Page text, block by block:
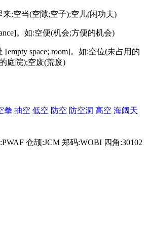
来;空当(空隙;空子);空儿(闲功夫)
。如:空便(机会;方便的机会)
space; room]。如:空位(未占用的
庭院);空废(荒废)
拳 抽空 低空 防空 防空洞 高空 海阔天
仓颉:JCM 郑码:WOBI 四角:30102